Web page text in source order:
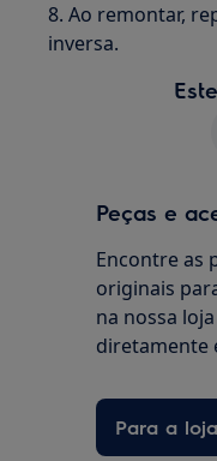
8. Ao remontar,
inversa.
Peças e
Encontre as
originais
na nossa
diretamente
Para a